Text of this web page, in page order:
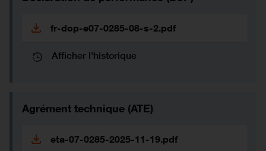
fr-dop-e07-0285-08-s-2.pdf
Afficher l'historique
Agrément technique (ATE)
eta-07-0285-2025-11-19.pdf